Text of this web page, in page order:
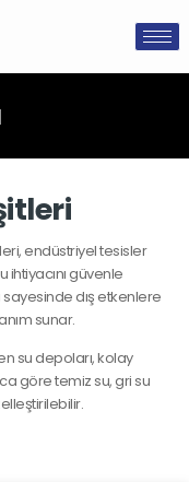
endüstriyel tesisler
güvenle
sayesinde dış etkenlere
sunar.
su depoları, kolay
göre temiz su, gri su